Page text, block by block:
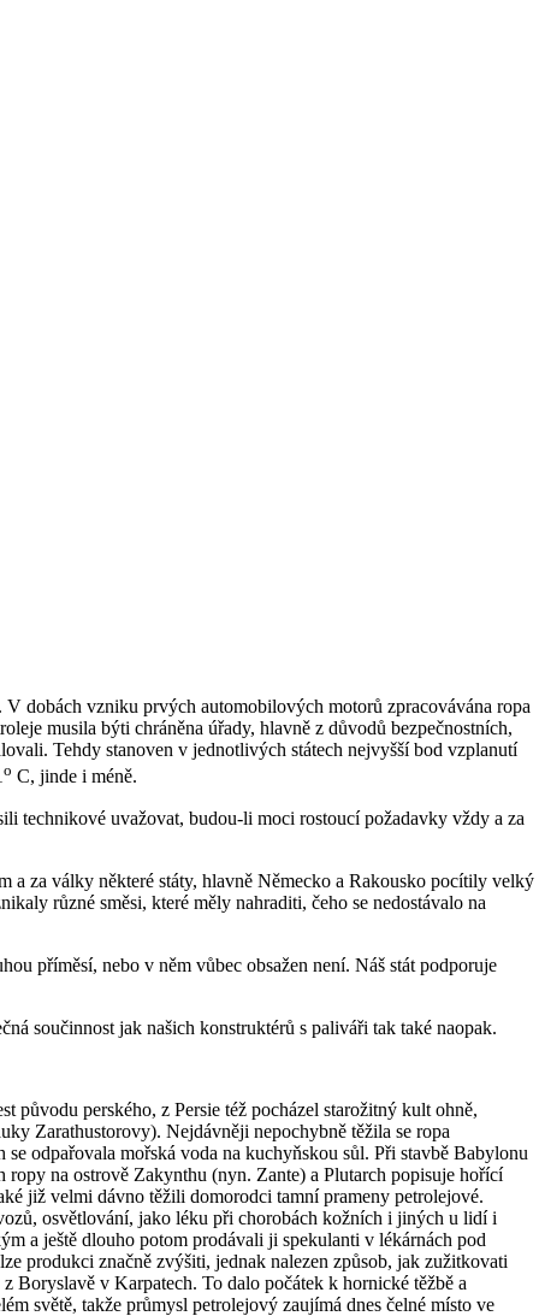
dobách vzniku prvých automobilových motorů zpracovávána ropa
musila býti chráněna úřady, hlavně z důvodů bezpečnostních,
Tehdy stanoven v jednotlivých státech nejvyšší bod vzplanutí
o C, jinde i méně.
technikové uvažovat, budou-li moci rostoucí požadavky vždy a za
a za války některé státy, hlavně Německo a Rakousko pocítily velký
různé směsi, které měly nahraditi, čeho se nedostávalo na
příměsí, nebo v něm vůbec obsažen není. Náš stát podporuje
součinnost jak našich konstruktérů s paliváři tak také naopak.
původu perského, z Persie též pocházel starožitný kult ohně,
Zarathustorovy). Nejdávněji nepochybně těžila se ropa
odpařovala mořská voda na kuchyňskou sůl. Při stavbě Babylonu
na ostrově Zakynthu (nyn. Zante) a Plutarch popisuje hořící
již velmi dávno těžili domorodci tamní prameny petrolejové.
osvětlování, jako léku při chorobách kožních i jiných u lidí i
a ještě dlouho potom prodávali ji spekulanti v lékárnách pod
produkci značně zvýšiti, jednak nalezen způsob, jak zužitkovati
Boryslavě v Karpatech. To dalo počátek k hornické těžbě a
světě, takže průmysl petrolejový zaujímá dnes čelné místo ve